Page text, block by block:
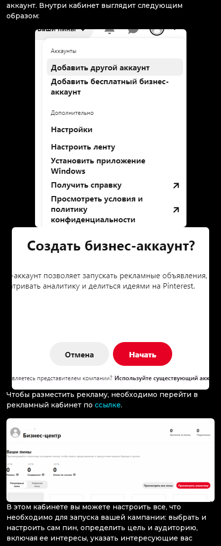
аккаунт. Внутри кабинет выглядит следующим
образом:
Чтобы разместить рекламу, необходимо перейти в
рекламный кабинет по ссылке.
В этом кабинете вы можете настроить все, что
необходимо для запуска вашей кампании: выбрать и
настроить сам пин, определить цель и аудиторию,
включая ее интересы, указать интересующие вас